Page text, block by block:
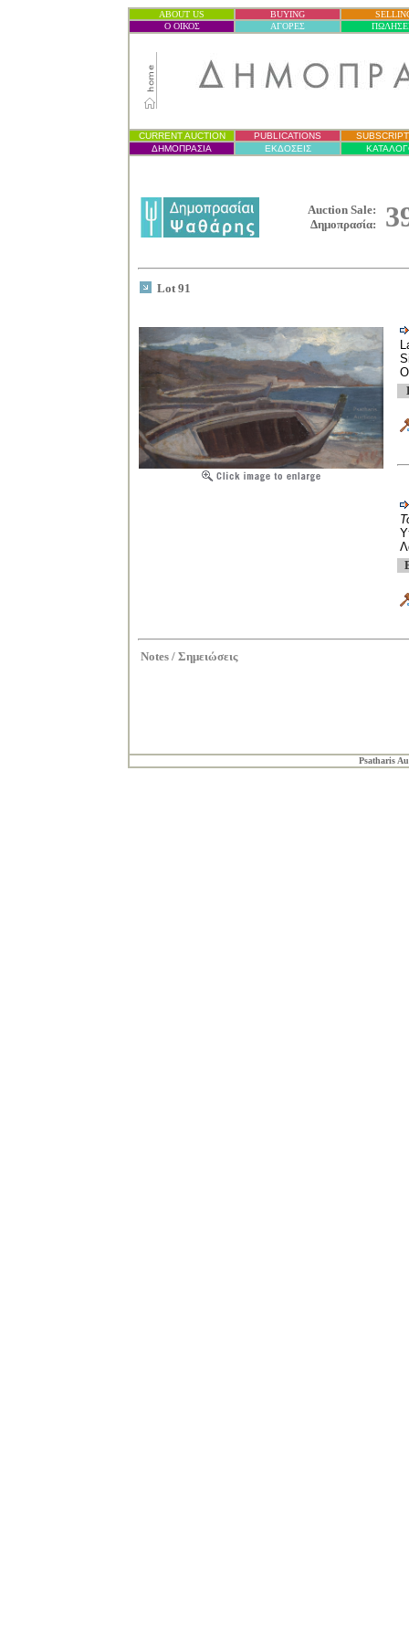
ABOUT US BUYING
Ο ΟΙΚΟΣ
ΑΓΟΡΕΣ
CURRENT AUCTION PUBLICATIONS
ΔΗΜΟΠΡΑΣΙΑ ΕΚΔΟΣΕΙΣ
Auction Sale:
Δημοπρασία:
Lot 91
Notes / Σημειώσεις
Psatharis